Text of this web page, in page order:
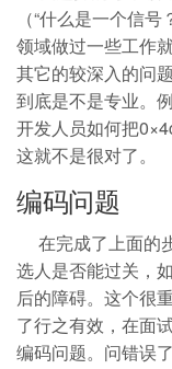
（“什么是一个信
领域做过一些工作
其它的较深入的问
到底是不是专业。
开发人员如何把
这就不是很对了。
编码问题
在完成了上面的
选人是否能过关，
后的障碍。这个很
了行之有效，在面
编码问题。问错误